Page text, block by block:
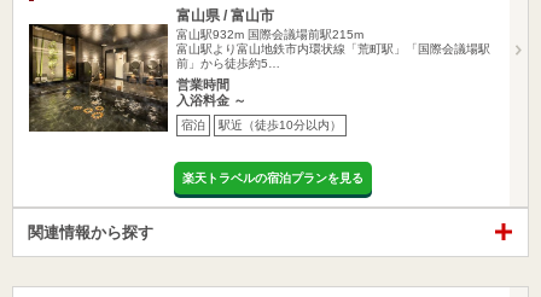
富山県 / 富山市
富山駅932m 国際会議場前駅215m
富山駅より富山地鉄市内環状線「荒町駅」「国際会議場駅
前」から徒歩約5…
営業時間
入浴料金 ～
宿泊 駅近（徒歩10分以内）
楽天トラベルの宿泊プランを見る
関連情報から探す